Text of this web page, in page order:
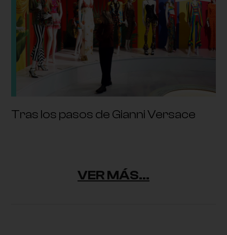
Tras los pasos de Gianni Versace
VER MÁS...